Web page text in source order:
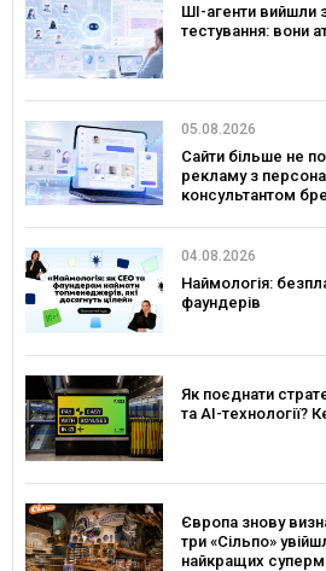
ШІ-агенти вийшли
тестування: вони
05.08.2026
Сайти більше не
рекламу з
консультантом
04.08.2026
Наймологія:
фаундерів
Як поєднати
та AI-технології?
Європа знову
три «Сільпо»
найкращих